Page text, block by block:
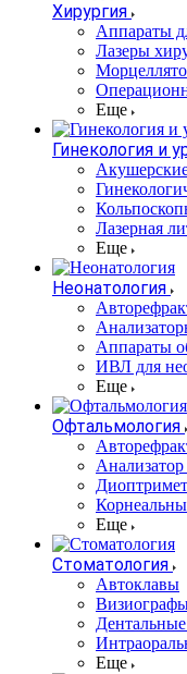
Хирургия
Аппараты
Лазеры
Еще
Гинекология и
Лазерная
Еще
Неонатология
Аппараты
ИВЛ для
Еще
Офтальмология
Еще
Стоматология
Автоклавы
Еще